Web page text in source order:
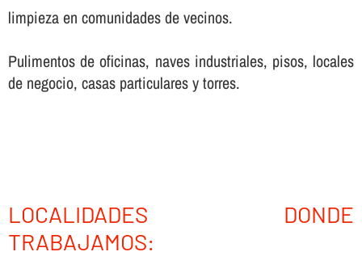
limpieza en comunidades de vecinos.
Pulimentos de oficinas, naves industriales, pisos, locales
de negocio, casas particulares y torres.
LOCALIDADES DONDE
TRABAJAMOS: